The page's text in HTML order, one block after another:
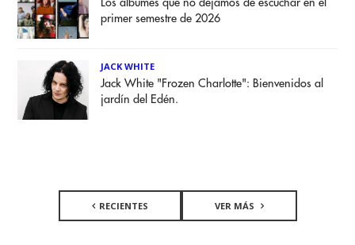
Los álbumes que no dejamos de escuchar en el
primer semestre de 2026
JACK WHITE
Jack White "Frozen Charlotte": Bienvenidos al
jardín del Edén.
RECIENTES VER MÁS